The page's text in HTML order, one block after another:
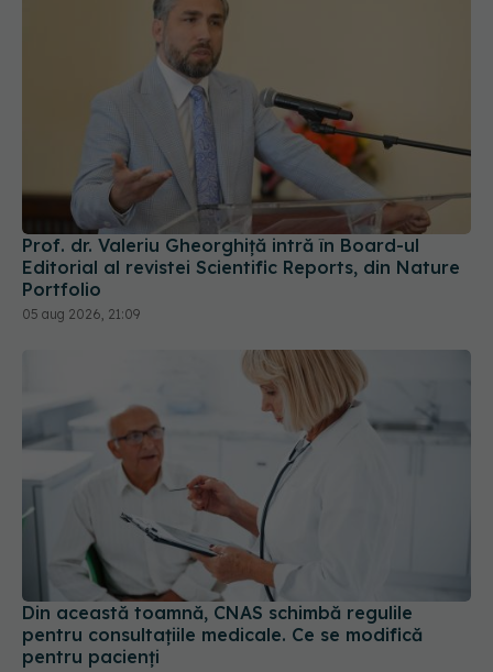
Prof. dr. Valeriu Gheorghiță intră în Board-ul
Editorial al revistei Scientific Reports, din Nature
Portfolio
05 aug 2026, 21:09
Din această toamnă, CNAS schimbă regulile
pentru consultațiile medicale. Ce se modifică
pentru pacienți